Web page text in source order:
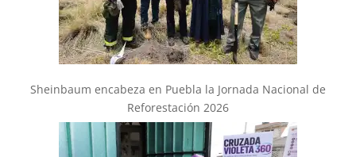
Sheinbaum encabeza en Puebla la Jornada Nacional de
Reforestación 2026